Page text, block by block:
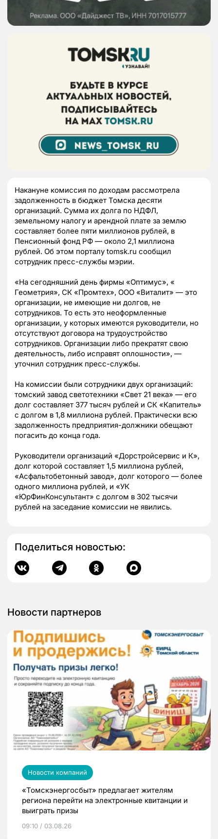
Накануне комиссия по доходам рассмотрела
задолженность в бюджет Томска десяти
организаций. Сумма их долга по НДФЛ,
земельному налогу и арендной плате за землю
составляет более пяти миллионов рублей, в
Пенсионный фонд РФ — около 2,1 миллиона
рублей. Об этом порталу tomsk.ru сообщил
сотрудник пресс-службы мэрии.
«На сегодняшний день фирмы «Оптимус», «
Геометрия», СК «Промтех», ООО «Виталит» — это
организации, не имеющие ни долгов, не
сотрудников. То есть это неоформленные
организации, у которых имеются руководители, но
отсутствуют договора на трудоустройство
сотрудников. Организации либо прекратят свою
деятельность, либо исправят оплошности», —
уточнил сотрудник пресс-службы.
На комиссии были сотрудники двух организаций:
томский завод светотехники «Свет 21 века» — его
долг составляет 377 тысяч рублей и СК «Капитель»
с долгом в 1,8 миллиона рублей. Практически всю
задолженность предприятия-должники обещают
погасить до конца года.
Руководители организаций «Дорстройсервис и К»,
долг которой составляет 1,5 миллиона рублей,
«Асфальтобетонный завод», долг которого — более
одного миллиона рублей, и «УК
«ЮрФинКонсультант» с долгом в 302 тысячи
рублей на заседание комиссии не явились.
Поделиться новостью:
Новости партнеров
Новости компаний
«Томскэнергосбыт» предлагает жителям
региона перейти на электронные квитанции и
выиграть призы
09:10 / 03.08.26